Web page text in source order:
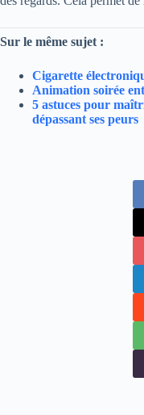
Sur le même sujet :
Cigarette
Animation soirée
5 astuces pour
dépassant ses peurs